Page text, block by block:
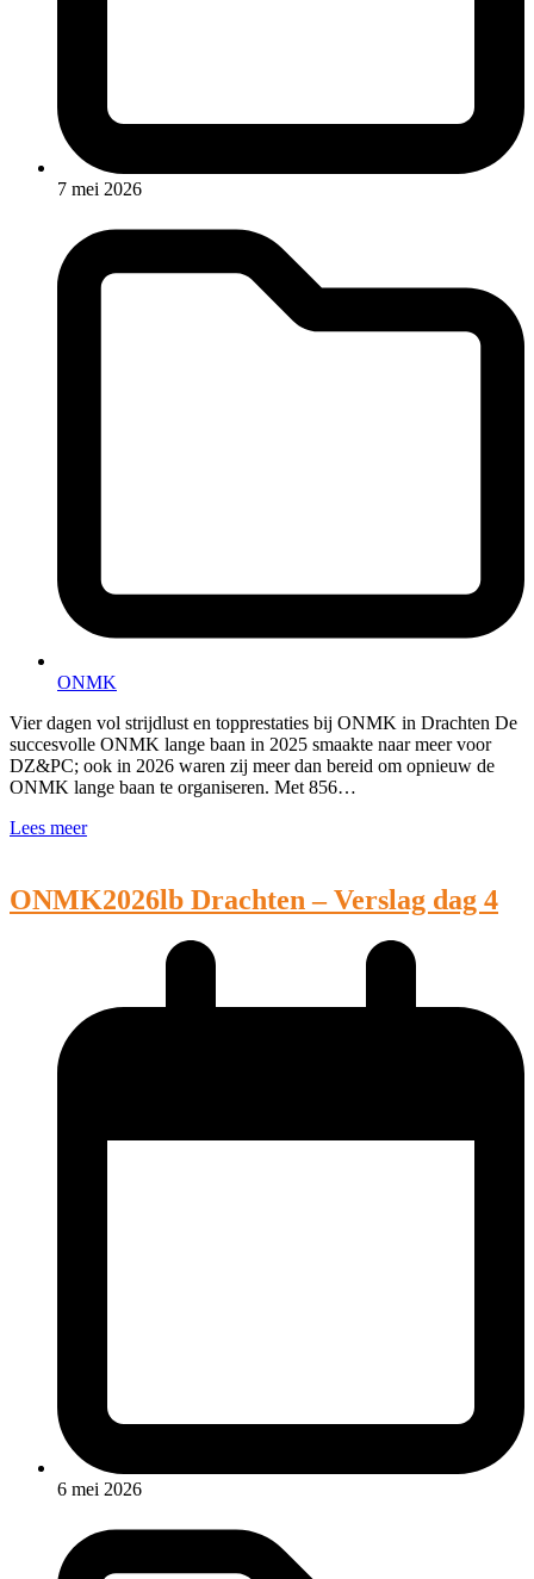
7 mei 2026
ONMK
Vier dagen vol strijdlust en topprestaties bij ONMK in Drachten De
succesvolle ONMK lange baan in 2025 smaakte naar meer voor
DZ&PC; ook in 2026 waren zij meer dan bereid om opnieuw de
ONMK lange baan te organiseren. Met 856…
Lees meer
ONMK2026lb Drachten – Verslag dag 4
6 mei 2026